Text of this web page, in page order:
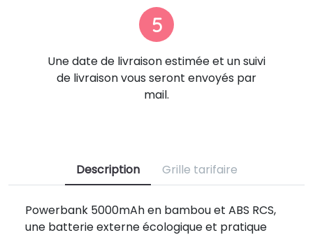
5
Une date de livraison estimée et un suivi
de livraison vous seront envoyés par
mail.
Description Grille tarifaire
Powerbank 5000mAh en bambou et ABS RCS,
une batterie externe écologique et pratique